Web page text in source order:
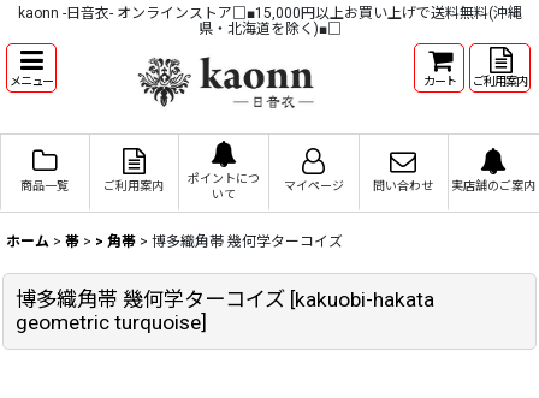
kaonn -日音衣- オンラインストア□■15,000円以上お買い上げで送料無料(沖縄
県・北海道を除く)■□
メニュー カート ご利用案内
商品一覧 ご利用案内
ポイントにつ
いて
マイページ 問い合わせ 実店舗のご案内
ホーム > 帯 > > 角帯 > 博多織角帯 幾何学ターコイズ
博多織角帯 幾何学ターコイズ [kakuobi-hakata
geometric turquoise]